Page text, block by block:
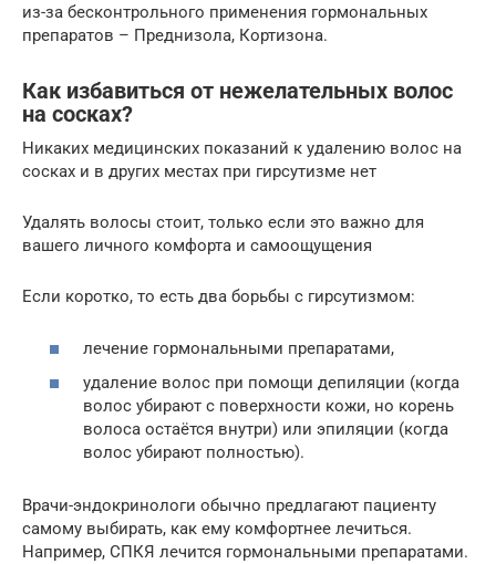
из-за бесконтрольного применения гормональных
препаратов – Преднизола, Кортизона.
Как избавиться от нежелательных волос
на сосках?
Никаких медицинских показаний к удалению волос на
сосках и в других местах при гирсутизме нет
Удалять волосы стоит, только если это важно для
вашего личного комфорта и самоощущения
Если коротко, то есть два борьбы с гирсутизмом:
лечение гормональными препаратами,
удаление волос при помощи депиляции (когда
волос убирают с поверхности кожи, но корень
волоса остаётся внутри) или эпиляции (когда
волос убирают полностью).
Врачи-эндокринологи обычно предлагают пациенту
самому выбирать, как ему комфортнее лечиться.
Например, СПКЯ лечится гормональными препаратами.